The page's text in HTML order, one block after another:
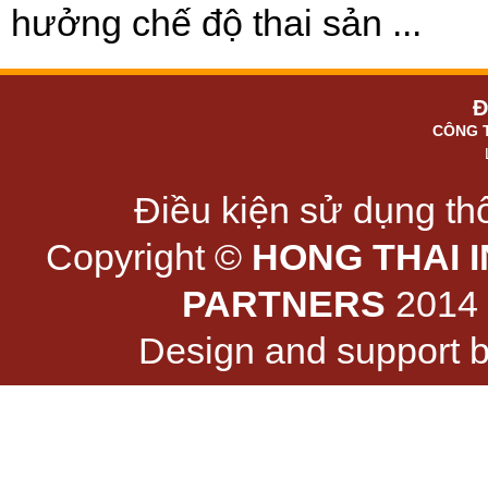
hưởng chế độ thai sản ...
CÔNG
Điều kiện sử dụng
Copyright © HONG THAI
PARTNERS 2014
Design and support